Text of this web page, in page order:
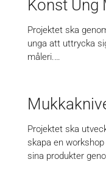
Konst Ung
Projektet ska
unga att uttrycka
måleri.…
Projektet ska
skapa en
sina produkter